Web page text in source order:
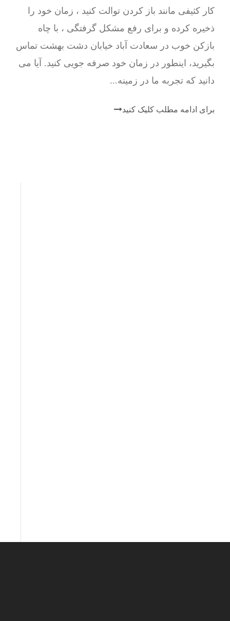
کار کثیفی مانند باز کردن توالت کنید ، زمان خود را
ذخیره کرده و برای رفع مشکل گرفتگی ، با چاه
بازکن خوب در سعادت آباد خیابان دشت بهشت تماس
بگیرید، اینطور در زمان خود صرفه جویی کنید. آیا می
دانید که تجربه ما در زمینه...
برای ادامه مطلب کلیک کنید